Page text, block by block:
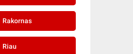
Rakornas
Riau